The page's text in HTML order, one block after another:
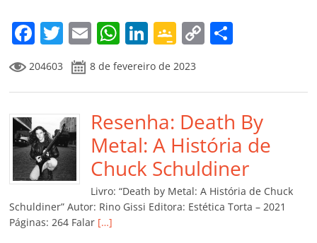
F
a
c
e
b
o
o
k
T
w
itt
er
E
m
ai
l
W
at
s
A
p
p
Li
k
e
dI
n
G
o
o
gl
e
Cl
a
ss
ro
C
y
Li
n
k
p
ar
til
h
ar
204603 8 de fevereiro de 2023
Resenha: Death By
Metal: A História de
Chuck Schuldiner
Livro: “Death by Metal: A História de Chuck
Schuldiner” Autor: Rino Gissi Editora: Estética Torta – 2021
Páginas: 264 Falar […]